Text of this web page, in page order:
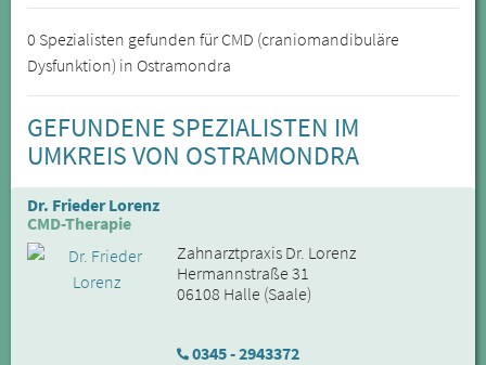
0 Spezialisten gefunden für CMD (craniomandibuläre
Dysfunktion) in Ostramondra
GEFUNDENE SPEZIALISTEN IM
UMKREIS VON OSTRAMONDRA
Dr. Frieder Lorenz
CMD-Therapie
Zahnarztpraxis Dr. Lorenz
Hermannstraße 31
06108 Halle (Saale)
0345 - 2943372